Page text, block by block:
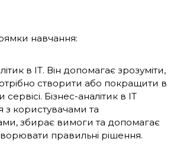
навчання:
в ІТ. Він допомагає зрозуміти,
створити або покращити в
сервісі. Бізнес-аналітик в ІТ
з користувачами та
збирає вимоги та допомагає
правильні рішення.